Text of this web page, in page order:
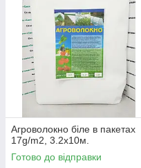
Агроволокно біле в пакетах
17g/m2, 3.2х10м.
Готово до відправки